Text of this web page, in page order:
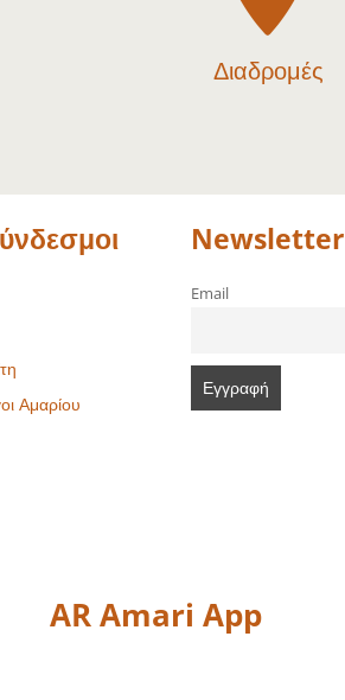
Διαδρομές
Αμαρίου
Newsletter
Email
AR Amari App